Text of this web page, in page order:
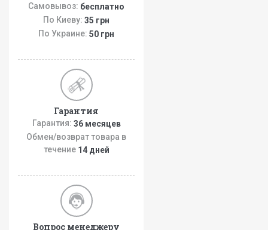
Самовывоз: бесплатно
По Киеву: 35 грн
По Украине: 50 грн
Гарантия
Гарантия: 36 месяцев
Обмен/возврат товара в
течение 14 дней
Вопрос менеджеру